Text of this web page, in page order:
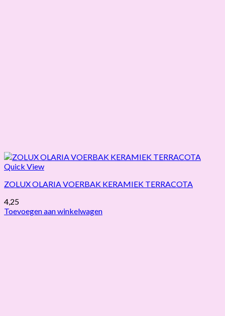
Quick View
ZOLUX OLARIA VOERBAK KERAMIEK TERRACOTA
4,25
Toevoegen aan winkelwagen